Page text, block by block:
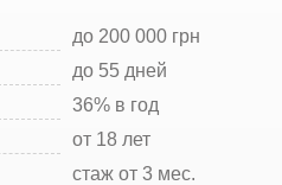
до 200 000 грн
до 55 дней
36% в год
от 18 лет
стаж от 3 мес.